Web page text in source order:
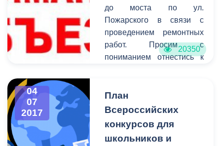
оставляют
последствия своего
пребывания здесь.
здесь субботники,
приводят в порядок
территорию, несмотря на
то, что парк не находится
до моста по ул.
Пожарского в связи с
проведением ремонтных
работ. Просим с
пониманием отнестись к
20350
04
07
2017
План
Всероссийских
конкурсов для
школьников и